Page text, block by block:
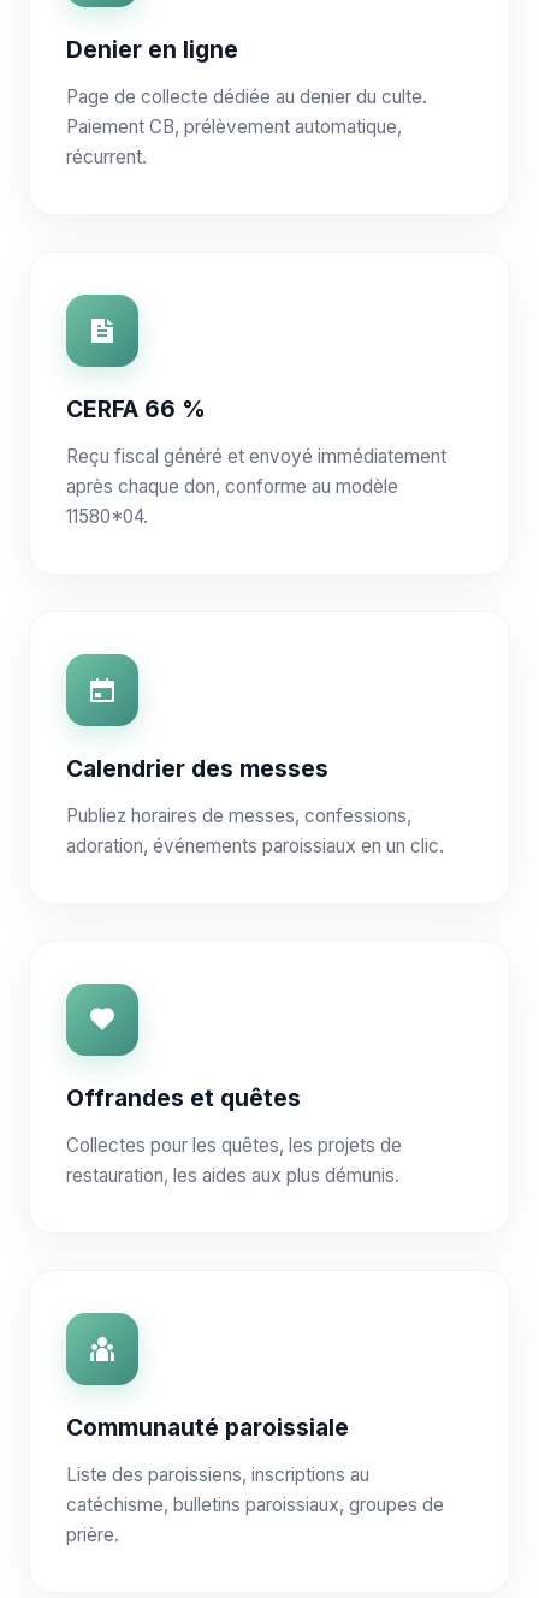
Denier en ligne
Page de collecte dédiée au denier du culte.
Paiement CB, prélèvement automatique,
récurrent.
CERFA 66 %
Reçu fiscal généré et envoyé immédiatement
après chaque don, conforme au modèle
11580*04.
Calendrier des messes
Publiez horaires de messes, confessions,
adoration, événements paroissiaux en un clic.
Offrandes et quêtes
Collectes pour les quêtes, les projets de
restauration, les aides aux plus démunis.
Communauté paroissiale
Liste des paroissiens, inscriptions au
catéchisme, bulletins paroissiaux, groupes de
prière.